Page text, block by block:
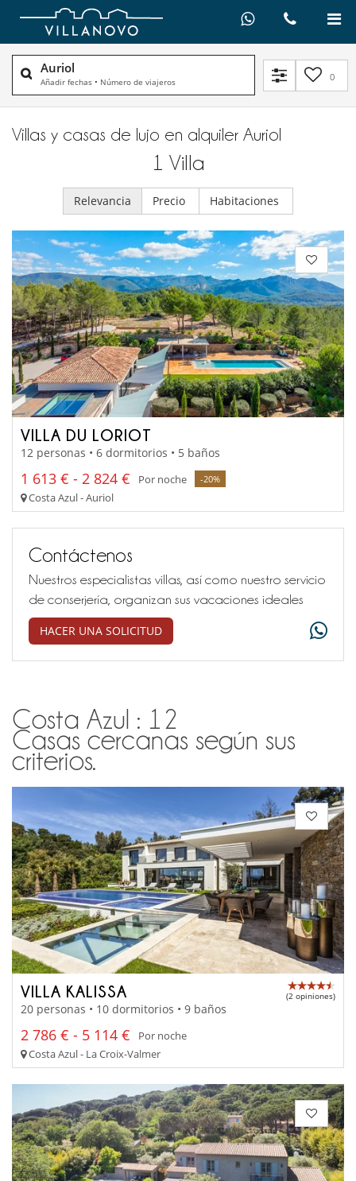
Auriol
Añadir fechas • Número de viajeros 0
Villas y casas de lujo en alquiler​ Auriol
1 Villa
Relevancia Precio Habitaciones
VILLA DU LORIOT
12 personas • 6 dormitorios • 5 baños
1 613 € - 2 824 € Por noche -20%
Costa Azul - Auriol
Contáctenos
Nuestros especialistas villas, así como nuestro servicio
de conserjería, organizan sus vacaciones ideales
HACER UNA SOLICITUD
Costa Azul : 12
Casas cercanas según sus
criterios.
VILLA KALISSA (2 opiniones)
20 personas • 10 dormitorios • 9 baños
2 786 € - 5 114 €
Por noche
Costa Azul - La Croix-Valmer